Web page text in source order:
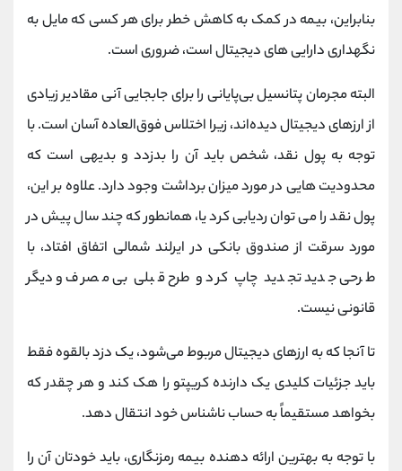
بنابراین، بیمه در کمک به کاهش خطر برای هر کسی که مایل به
نگهداری دارایی های دیجیتال است، ضروری است.
البته مجرمان پتانسیل بی‌پایانی را برای جابجایی آنی مقادیر زیادی
از ارزهای دیجیتال دیده‌اند، زیرا اختلاس فوق‌العاده آسان است. با
توجه به پول نقد، شخص باید آن را بدزدد و بدیهی است که
محدودیت هایی در مورد میزان برداشت وجود دارد. علاوه بر این،
پول نقد را می توان ردیابی کرد یا، همانطور که چند سال پیش در
مورد سرقت از صندوق بانکی در ایرلند شمالی اتفاق افتاد، با
طرحی جدید تجدید چاپ کرد و طرح قبلی بی مصرف و دیگر
قانونی نیست.
تا آنجا که به ارزهای دیجیتال مربوط می‌شود، یک دزد بالقوه فقط
باید جزئیات کلیدی یک دارنده کریپتو را هک کند و هر چقدر که
بخواهد مستقیماً به حساب ناشناس خود انتقال دهد.
با توجه به بهترین ارائه دهنده بیمه رمزنگاری، باید خودتان آن را